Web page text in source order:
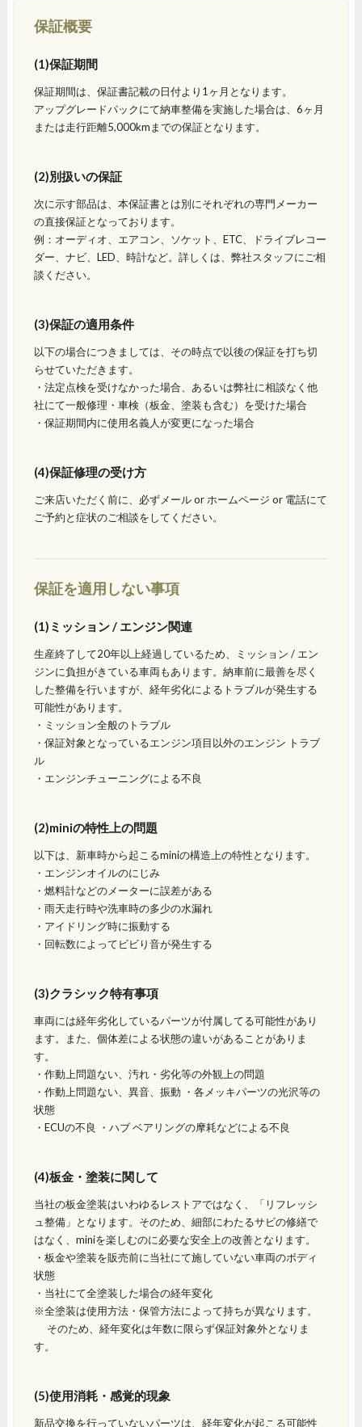
保証概要
(1)保証期間
保証期間は、保証書記載の日付より1ヶ月となります。
アップグレードパックにて納車整備を実施した場合は、6ヶ月
または走行距離5,000kmまでの保証となります。
(2)別扱いの保証
次に示す部品は、本保証書とは別にそれぞれの専門メーカー
の直接保証となっております。
例：オーディオ、エアコン、ソケット、ETC、ドライブレコー
ダー、ナビ、LED、時計など。詳しくは、弊社スタッフにご相
談ください。
(3)保証の適用条件
以下の場合につきましては、その時点で以後の保証を打ち切
らせていただきます。
・法定点検を受けなかった場合、あるいは弊社に相談なく他
社にて一般修理・車検（板金、塗装も含む）を受けた場合
・保証期間内に使用名義人が変更になった場合
(4)保証修理の受け方
ご来店いただく前に、必ずメール or ホームページ or 電話にて
ご予約と症状のご相談をしてください。
保証を適用しない事項
(1)ミッション / エンジン関連
生産終了して20年以上経過しているため、ミッション / エン
ジンに負担がきている車両もあります。納車前に最善を尽く
した整備を行いますが、経年劣化によるトラブルが発生する
可能性があります。
・ミッション全般のトラブル
・保証対象となっているエンジン項目以外のエンジン トラブ
ル
・エンジンチューニングによる不良
(2)miniの特性上の問題
以下は、新車時から起こるminiの構造上の特性となります。
・エンジンオイルのにじみ
・燃料計などのメーターに誤差がある
・雨天走行時や洗車時の多少の水漏れ
・アイドリング時に振動する
・回転数によってビビり音が発生する
(3)クラシック特有事項
車両には経年劣化しているパーツが付属してる可能性があり
ます。また、個体差による状態の違いがあることがありま
す。
・作動上問題ない、汚れ・劣化等の外観上の問題
・作動上問題ない、異音、振動 ・各メッキパーツの光沢等の
状態
・ECUの不良 ・ハブ ベアリングの摩耗などによる不良
(4)板金・塗装に関して
当社の板金塗装はいわゆるレストアではなく、「リフレッシ
ュ整備」となります。そのため、細部にわたるサビの修繕で
はなく、miniを楽しむのに必要な安全上の改善となります。
・板金や塗装を販売前に当社にて施していない車両のボディ
状態
・当社にて全塗装した場合の経年変化
※全塗装は使用方法・保管方法によって持ちが異なります。
そのため、経年変化は年数に限らず保証対象外となりま
す。
(5)使用消耗・感覚的現象
新品交換を行っていないパーツは、経年変化が起こる可能性